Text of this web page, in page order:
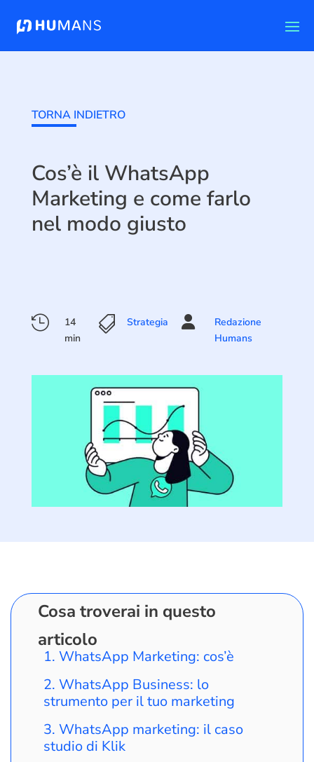
TORNA INDIETRO
Cos’è il WhatsApp
Marketing e come farlo
nel modo giusto

14
min
 Strategia 
Redazione
Humans
Cosa troverai in questo
articolo
WhatsApp Marketing: cos’è
WhatsApp Business: lo
strumento per il tuo marketing
WhatsApp marketing: il caso
studio di Klik